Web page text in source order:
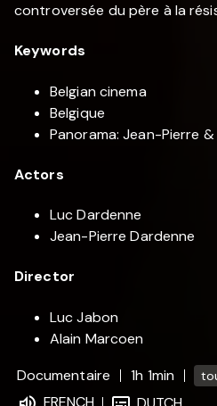
controversée du père à la
Keywords
Belgian cinema
Belgique
Panorama: Jean-Pierre
Actors
Luc Dardenne
Jean-Pierre Dardenne
Director
Luc Jabon
Alain Marcoen
Documentaire
1h 1min